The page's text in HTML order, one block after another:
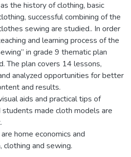
the history of clothing, basic
successful combining of the
sewing are studied.. In order
and learning process of the
in grade 9 thematic plan
The plan covers 14 lessons,
analyzed opportunities for better
and results.
aids and practical tips of
made cloth models are
home economics and
clothing and sewing.